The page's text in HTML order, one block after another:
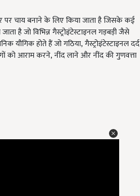
चाय बनाने के लिए किया जाता है जिसके कई
है जो विभिन्न गैस्ट्रोइंटेस्टाइनल गड़बड़ी जैसे
यौगिक होते हैं जो गठिया,गैस्ट्रोइंटेस्टाइनल दर्द
को आराम करने,नींद लाने और नींद की गुणवत्ता